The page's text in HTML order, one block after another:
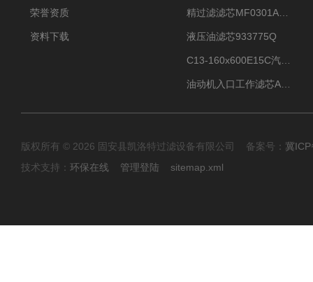
荣誉资质
资料下载 液压油滤芯933775Q
版权所有 © 2026 固安县凯洛特过滤设备有限公司 备案号： 冀
技术支持： 环保在线 管理登陆 sitemap.xml